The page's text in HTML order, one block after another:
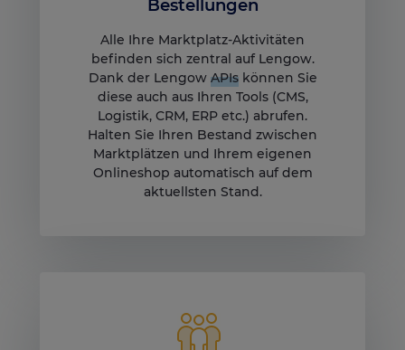
Bestellungen
Alle Ihre Marktplatz-Aktivitäten
befinden sich zentral auf Lengow.
Dank der Lengow APIskönnen Sie
diese auch aus Ihren Tools (CMS,
Logistik, CRM, ERP etc.) abrufen.
Halten Sie Ihren Bestand zwischen
Marktplätzen und Ihrem eigenen
Onlineshop automatisch auf dem
aktuellsten Stand.